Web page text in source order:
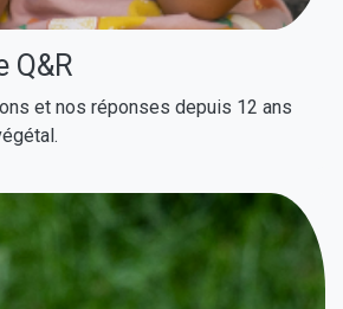
Q&R
et nos réponses depuis 12 ans